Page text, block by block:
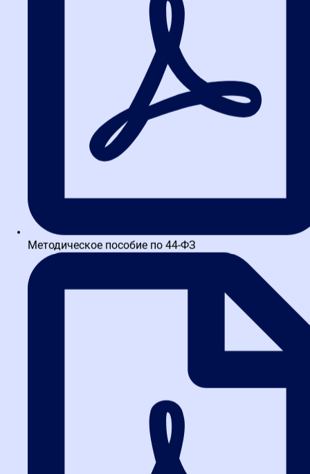
Получите краткий курс по
44-ФЗ в формате PDF
бесплатно!
Отправим его Вам сразу же в Telegram, MAX или
WhatsApp​
Маркетплейсы для школ и платные ящики на
Госуслугах: новые правила для поставщиков по 44-ФЗ
Обзор ключевых новостей госзакупок за неделю: РНП,
Судебный спор по 44-ФЗ: 504 часа обучения – что
важно знать заказчикам и поставщикам
Методическое пособие по 44-ФЗ